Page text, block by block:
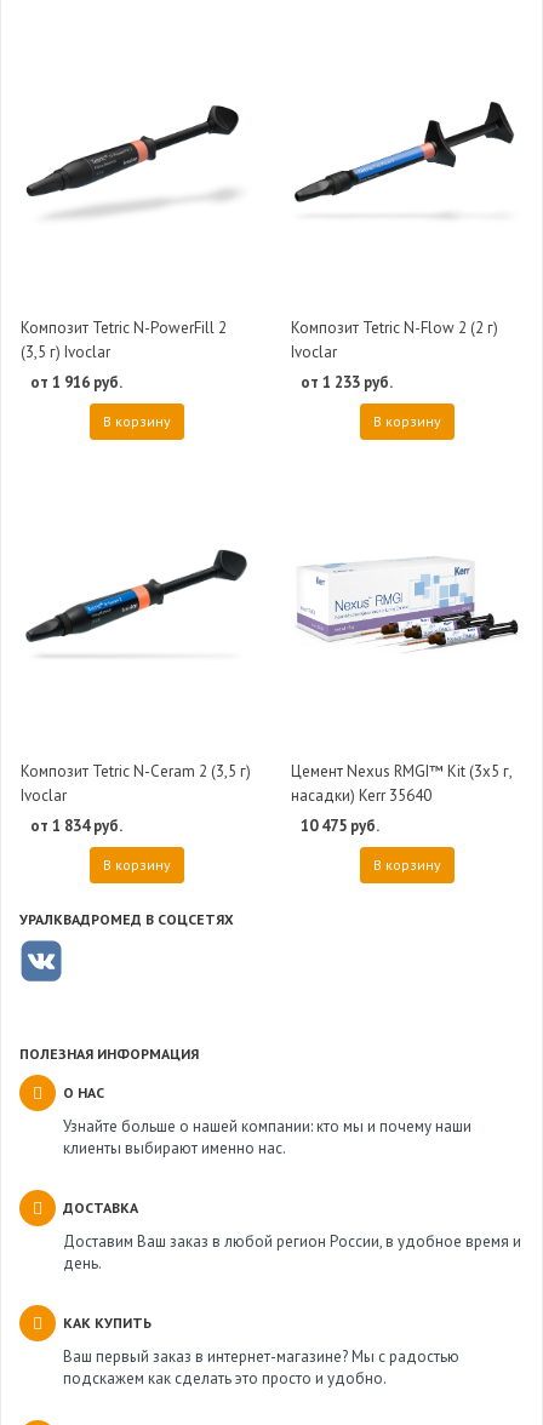
Композит Tetric N-PowerFill 2
(3,5 г) Ivoclar
от 1 916 руб.
В корзину
Композит Tetric N-Flow 2 (2 г)
Ivoclar
от 1 233 руб.
В корзину
Композит Tetric N-Ceram 2 (3,5 г)
Ivoclar
от 1 834 руб.
В корзину
Цемент Nexus RMGI™ Kit (3х5 г,
насадки) Kerr 35640
10 475 руб.
В корзину
УРАЛКВАДРОМЕД В СОЦСЕТЯХ
ПОЛЕЗНАЯ ИНФОРМАЦИЯ
О НАС
Узнайте больше о нашей компании: кто мы и почему наши
клиенты выбирают именно нас.
ДОСТАВКА
Доставим Ваш заказ в любой регион России, в удобное время и
день.
КАК КУПИТЬ
Ваш первый заказ в интернет-магазине? Мы с радостью
подскажем как сделать это просто и удобно.